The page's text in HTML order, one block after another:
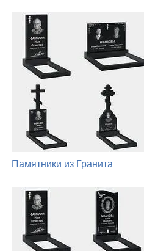
Памятники из Гранита